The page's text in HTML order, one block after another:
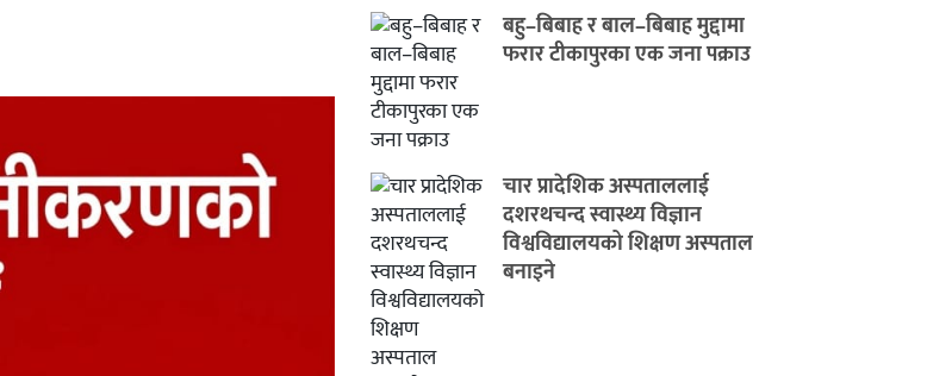
बहु–बिबाह र बाल–बिबाह मुद्दामा
फरार टीकापुरका एक जना पक्राउ
चार प्रादेशिक अस्पताललाई
दशरथचन्द स्वास्थ्य विज्ञान
विश्वविद्यालयको शिक्षण अस्पताल
बनाइने